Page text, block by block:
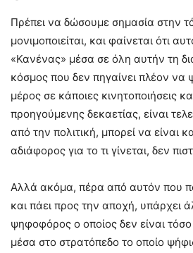
Πρέπει να δώσουμε σημασία στην
μονιμοποιείται, και φαίνεται ότι
«Κανένας» μέσα σε όλη αυτήν τη
κόσμος που δεν πηγαίνει πλέον να
μέρος σε κάποιες κινητοποιήσεις
προηγούμενης δεκαετίας, είναι
από την πολιτική, μπορεί να είναι
αδιάφορος για το τι γίνεται, δεν
Αλλά ακόμα, πέρα από αυτόν που
και πάει προς την αποχή, υπάρχει
ψηφοφόρος ο οποίος δεν είναι
μέσα στο στρατόπεδο το οποίο